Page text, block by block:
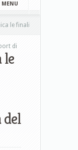
le finali
di
le
del